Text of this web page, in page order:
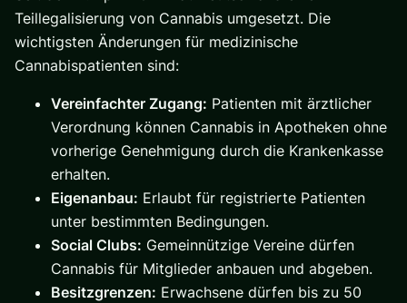
Teillegalisierung von Cannabis umgesetzt. Die
wichtigsten Änderungen für medizinische
Cannabispatienten sind:
Vereinfachter Zugang: Patienten mit ärztlicher
Verordnung können Cannabis in Apotheken ohne
vorherige Genehmigung durch die Krankenkasse
erhalten.
Eigenanbau: Erlaubt für registrierte Patienten
unter bestimmten Bedingungen.
Social Clubs: Gemeinnützige Vereine dürfen
Cannabis für Mitglieder anbauen und abgeben.
Besitzgrenzen: Erwachsene dürfen bis zu 50